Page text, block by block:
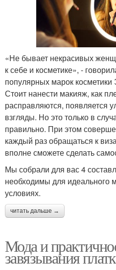
«Не бывает некрасивых
к себе и косметике», -
популярных марок
Стоит нанести макияж, как
расправляются, появляется
взгляды. Но это только в
правильно. При этом
каждый раз обращаться к
вполне сможете сделать
Мы собрали для вас 4
необходимы для идеального
условиях.
читать дальше →
Мода и
завязывания